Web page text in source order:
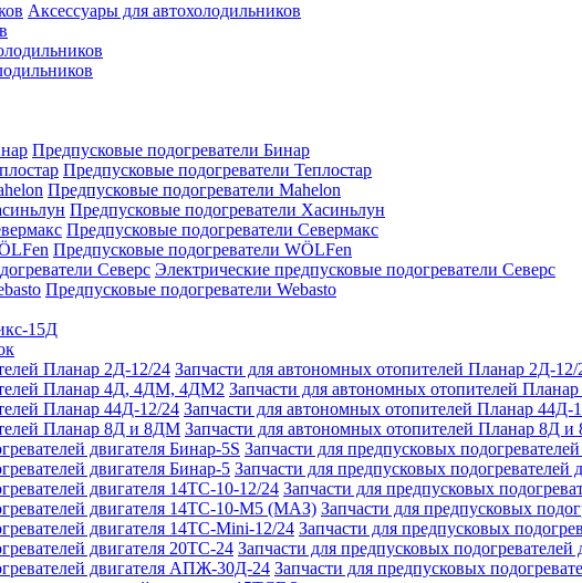
Аксессуары для автохолодильников
Предпусковые подогреватели Бинар
Предпусковые подогреватели Теплостар
Предпусковые подогреватели Mahelon
Предпусковые подогреватели Хасиньлун
Предпусковые подогреватели Севермакс
Предпусковые подогреватели WÖLFen
Электрические предпусковые подогреватели Северс
Предпусковые подогреватели Webasto
15Д
Запчасти для автономных отопителей Планар 2Д-12/
Запчасти для автономных отопителей
Запчасти для автономных отопителей Планар 44Д-
Запчасти для автономных отопителей Планар 8Д
Запчасти для предпусковых
Запчасти для предпусковых подогревателей
Запчасти для предпусковых
Запчасти для предпусковых
Запчасти для предпусковых
Запчасти для предпусковых
Запчасти для предпусковых